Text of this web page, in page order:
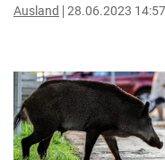
Ausland 28.06.2023 14:57